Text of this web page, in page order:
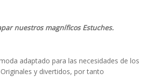
nuestros magníficos Estuches.
adaptado para las necesidades de los
y divertidos, por tanto